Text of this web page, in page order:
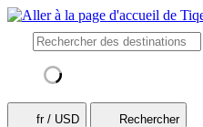
fr / USD Rechercher